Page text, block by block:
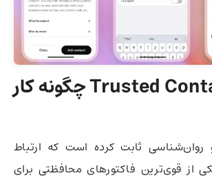
چگونه کار
ثابت کرده است که ارتباط
از قوی‌ترین فاکتورهای محافظتی برای